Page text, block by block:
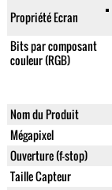
Propriété Ecran
Bits par composant
couleur (RGB)
Nom du Produit
Mégapixel
Ouverture (f-stop)
Taille Capteur